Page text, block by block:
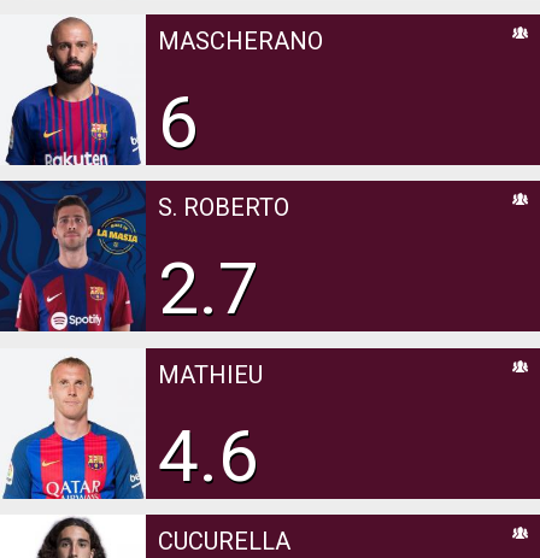
MASCHERANO
6
S. ROBERTO
2.7
MATHIEU
4.6
CUCURELLA